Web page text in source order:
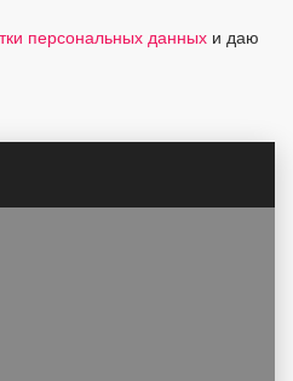
персональных данных и даю